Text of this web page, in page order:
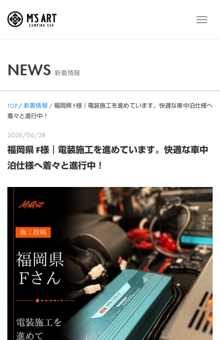
メ
NEWS 新着情報
TOP/新着情報/福岡県 F様｜電装施工を進めています。快適な車中泊仕様へ
着々と進行中！
2026/06/28
福岡県 F様｜電装施工を進めています。快適な車中
泊仕様へ着々と進行中！